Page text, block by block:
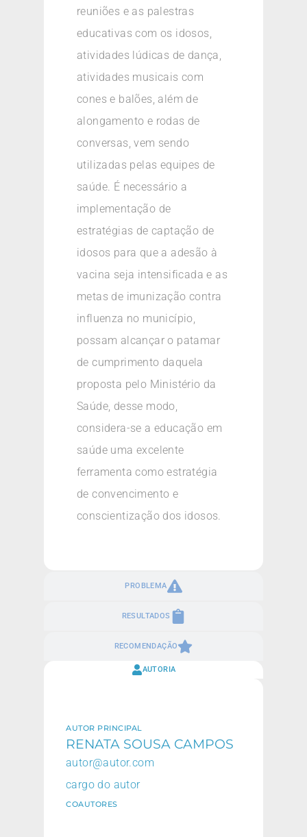
PROBLEMA
RESULTADOS
RECOMENDAÇÃO
reuniões e as palestras
educativas com os idosos,
atividades lúdicas de dança,
atividades musicais com
cones e balões, além de
alongamento e rodas de
conversas, vem sendo
utilizadas pelas equipes de
saúde. É necessário a
implementação de
estratégias de captação de
idosos para que a adesão à
vacina seja intensificada e as
metas de imunização contra
influenza no município,
possam alcançar o patamar
de cumprimento daquela
proposta pelo Ministério da
Saúde, desse modo,
considera-se a educação em
saúde uma excelente
ferramenta como estratégia
de convencimento e
conscientização dos idosos.
AUTORIA
AUTOR PRINCIPAL
RENATA SOUSA CAMPOS
autor@autor.com
cargo do autor
COAUTORES